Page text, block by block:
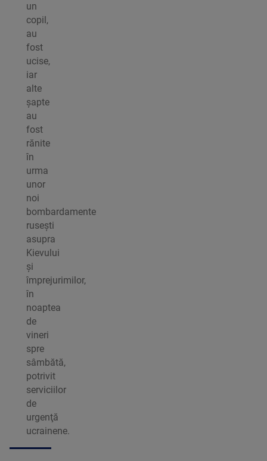
un
copil,
au
fost
ucise,
iar
alte
şapte
au
fost
rănite
în
urma
unor
noi
bombardamente
ruseşti
asupra
Kievului
şi
împrejurimilor,
în
noaptea
de
vineri
spre
sâmbătă,
potrivit
serviciilor
de
urgenţă
ucrainene.